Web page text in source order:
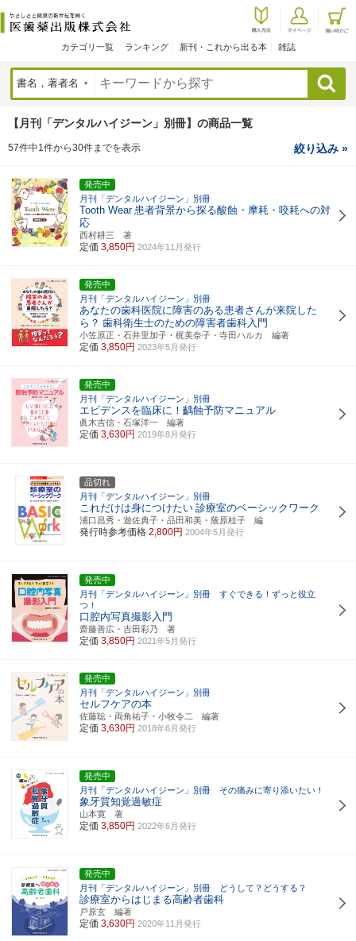
カテゴリ一覧 ランキング 新刊・これから出る本 雑誌
検索
【月刊「デンタルハイジーン」別冊】の商品一覧
57件中1件から30件までを表示 絞り込み »
発売中
月刊「デンタルハイジーン」別冊
Tooth Wear 患者背景から探る酸蝕・摩耗・咬耗への対
応
西村耕三 著
定価 3,850円 2024年11月発行
発売中
月刊「デンタルハイジーン」別冊
あなたの歯科医院に障害のある患者さんが来院した
ら？ 歯科衛生士のための障害者歯科入門
小笠原正・石井里加子・梶美奈子・寺田ハルカ 編著
定価 3,850円 2023年5月発行
発売中
月刊「デンタルハイジーン」別冊
エビデンスを臨床に！齲蝕予防マニュアル
眞木吉信・石塚洋一 編著
定価 3,630円 2019年8月発行
品切れ
月刊「デンタルハイジーン」別冊
これだけは身につけたい 診療室のベーシックワーク
浦口昌秀・遊佐典子・品田和美・蔭原桂子 編
発行時参考価格 2,800円 2004年5月発行
発売中
月刊「デンタルハイジーン」別冊 すぐできる！ずっと役立
つ！
口腔内写真撮影入門
齋藤善広・吉田彩乃 著
定価 3,850円 2021年5月発行
発売中
月刊「デンタルハイジーン」別冊
セルフケアの本
佐藤聡・両角祐子・小牧令二 編著
定価 3,630円 2018年6月発行
発売中
月刊「デンタルハイジーン」別冊 その痛みに寄り添いたい！
象牙質知覚過敏症
山本寛 著
定価 3,850円 2022年6月発行
発売中
月刊「デンタルハイジーン」別冊 どうして？どうする？
診療室からはじまる高齢者歯科
戸原玄 編著
定価 3,630円 2020年11月発行